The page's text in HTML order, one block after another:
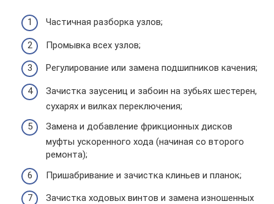
Частичная разборка узлов;
Промывка всех узлов;
Регулирование или замена подшипников качения;
Зачистка заусениц и забоин на зубьях шестерен,
сухарях и вилках переключения;
Замена и добавление фрикционных дисков
муфты ускоренного хода (начиная со второго
ремонта);
Пришабривание и зачистка клиньев и планок;
Зачистка ходовых винтов и замена изношенных